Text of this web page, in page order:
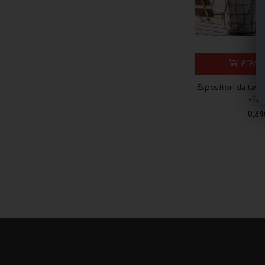
È possibile personalizzare completamente la grafica?
Sì, ogni espositore può essere personalizzato con logo, colori
Certamente, vengono spesso utilizzati su desk informativi e
Sì, la bozza grafica è sempre inclusa prima dell’avvio della
Gli espositori da banco personalizzati Publygraph sono la
Espositori da
- FA-